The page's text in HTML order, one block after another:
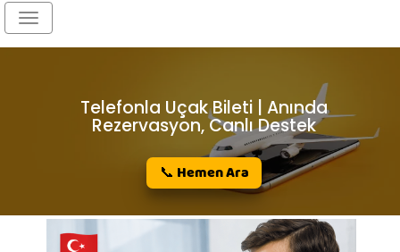
📞 Hemen Ara
Telefonla Uçak Bileti | Anında
Rezervasyon, Canlı Destek
Toggle
navigation